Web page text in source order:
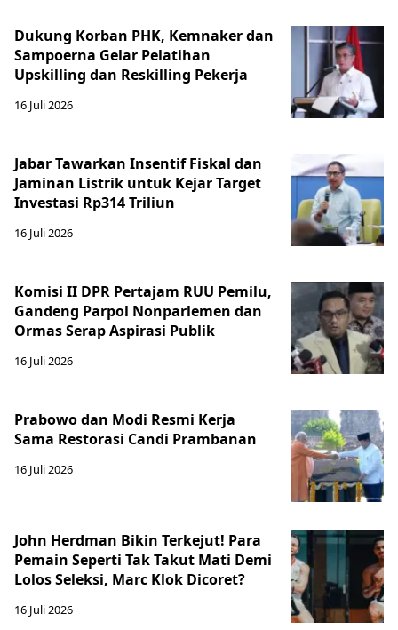
Dukung Korban PHK, Kemnaker dan
Sampoerna Gelar Pelatihan
Upskilling dan Reskilling Pekerja
16 Juli 2026
Jabar Tawarkan Insentif Fiskal dan
Jaminan Listrik untuk Kejar Target
Investasi Rp314 Triliun
16 Juli 2026
Komisi II DPR Pertajam RUU Pemilu,
Gandeng Parpol Nonparlemen dan
Ormas Serap Aspirasi Publik
16 Juli 2026
Prabowo dan Modi Resmi Kerja
Sama Restorasi Candi Prambanan
16 Juli 2026
John Herdman Bikin Terkejut! Para
Pemain Seperti Tak Takut Mati Demi
Lolos Seleksi, Marc Klok Dicoret?
16 Juli 2026